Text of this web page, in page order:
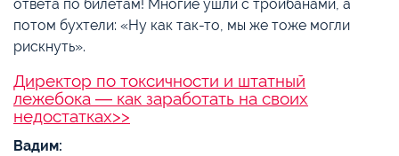
ответа по билетам! Многие ушли с тройбанами, а
потом бухтели: «Ну как так-то, мы же тоже могли
рискнуть».
Директор по токсичности и штатный
лежебока ― как заработать на своих
недостатках>>
Вадим: